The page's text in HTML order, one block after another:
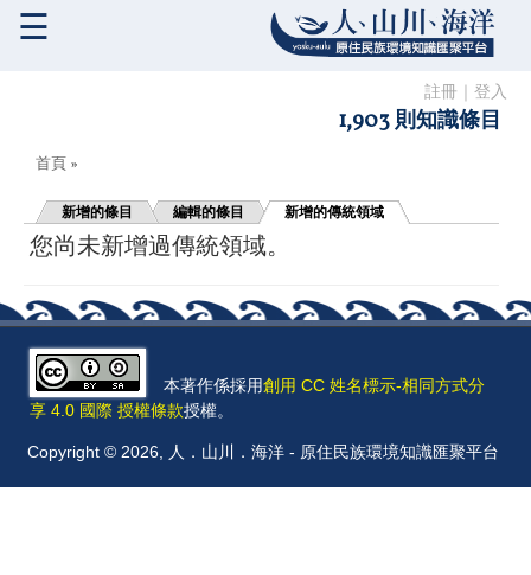
註冊 登入
1,903 則知識條目
☰
您在這裡
首頁 »
新增的條目 編輯的條目 新增的傳統領域
您尚未新增過傳統領域。
本著作係採用創用 CC 姓名標示-相同方式分
享 4.0 國際 授權條款授權。
Copyright © 2026, 人．山川．海洋 - 原住民族環境知識匯聚平台